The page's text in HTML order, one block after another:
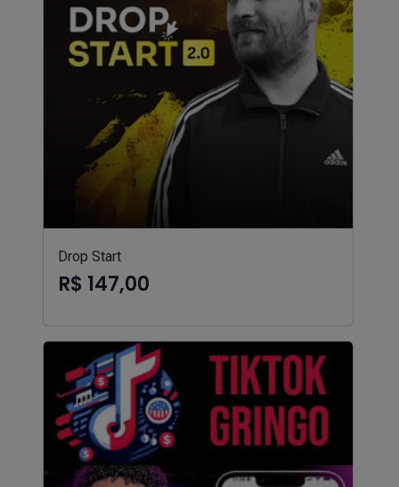
Drop Start
R$ 147,00